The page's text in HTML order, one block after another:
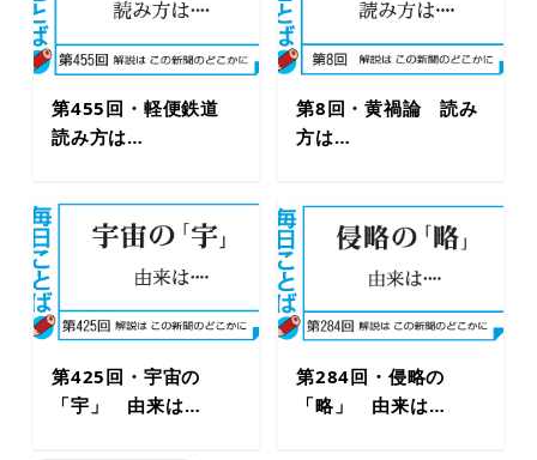
第455回・軽便鉄道
読み方は…
第8回・黄禍論 読み
方は…
第425回・宇宙の
「宇」 由来は…
第284回・侵略の
「略」 由来は…